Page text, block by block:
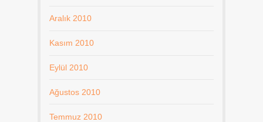
Aralık 2010
Kasım 2010
Eylül 2010
Ağustos 2010
Temmuz 2010